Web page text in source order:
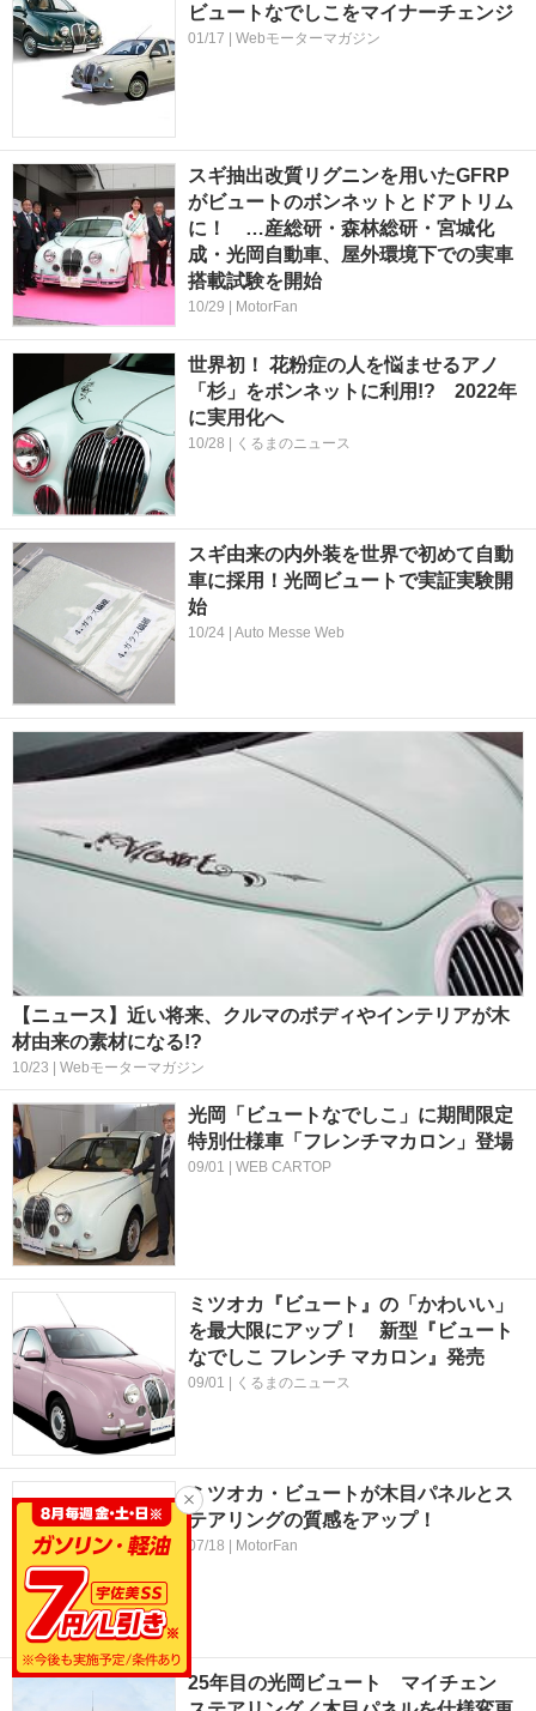
ビュートなでしこをマイナーチェンジ
01/17 | Webモーターマガジン
スギ抽出改質リグニンを用いたGFRP
がビュートのボンネットとドアトリム
に！ …産総研・森林総研・宮城化
成・光岡自動車、屋外環境下での実車
搭載試験を開始
10/29 | MotorFan
世界初！ 花粉症の人を悩ませるアノ
「杉」をボンネットに利用!? 2022年
に実用化へ
10/28 | くるまのニュース
スギ由来の内外装を世界で初めて自動
車に採用！光岡ビュートで実証実験開
始
10/24 | Auto Messe Web
【ニュース】近い将来、クルマのボディやインテリアが木
材由来の素材になる!?
10/23 | Webモーターマガジン
光岡「ビュートなでしこ」に期間限定
特別仕様車「フレンチマカロン」登場
09/01 | WEB CARTOP
ミツオカ『ビュート』の「かわいい」
を最大限にアップ！ 新型『ビュート
なでしこ フレンチ マカロン』発売
09/01 | くるまのニュース
ミツオカ・ビュートが木目パネルとス
テアリングの質感をアップ！
07/18 | MotorFan
25年目の光岡ビュート マイチェン